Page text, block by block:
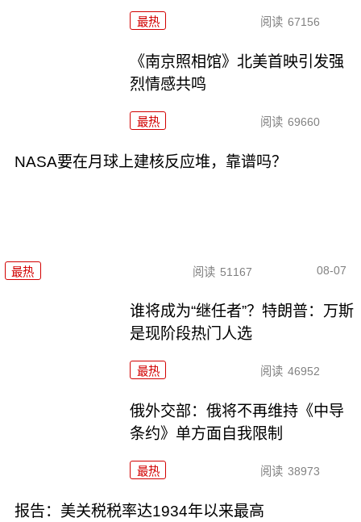
最热 阅读 67156
《南京照相馆》北美首映引发强
烈情感共鸣
最热 阅读 69660
NASA要在月球上建核反应堆，靠谱吗？
最热 阅读 51167 08-07
谁将成为“继任者”？特朗普：万斯
是现阶段热门人选
最热 阅读 46952
俄外交部：俄将不再维持《中导
条约》单方面自我限制
最热 阅读 38973
报告：美关税税率达1934年以来最高